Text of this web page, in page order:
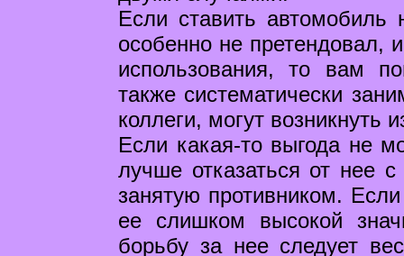
Если ставить автомобиль
особенно не претендовал,
использования, то вам
также систематически
коллеги, могут возникнуть
Если какая-то выгода не
лучше отказаться от нее
занятую противником.
ее слишком высокой
борьбу за нее следует